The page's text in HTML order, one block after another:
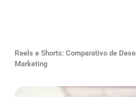
Reels e Shorts: Comparativo de
Marketing